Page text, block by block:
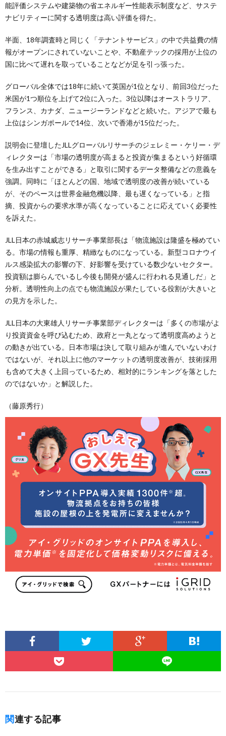
能評価システムや建築物の省エネルギー性能表示制度など、サステ
ナビリティーに関する透明度は高い評価を得た。
半面、18年調査時と同じく「テナントサービス」の中で共益費の情
報がオープンにされていないことや、不動産テックの採用が上位の
国に比べて遅れを取っていることなどが足を引っ張った。
グローバル全体では18年に続いて英国が1位となり、前回3位だった
米国が1つ順位を上げて2位に入った。3位以降はオーストラリア、
フランス、カナダ、ニュージーランドなどと続いた。アジアで最も
上位はシンガポールで14位、次いで香港が15位だった。
説明会に登壇したJLLグローバルリサーチのジェレミー・ケリー・デ
ィレクターは「市場の透明度が高まると投資が集まるという好循環
を生み出すことができる」と取引に関するデータ整備などの意義を
強調。同時に「ほとんどの国、地域で透明度の改善が続いている
が、そのペースは世界金融危機以降、最も遅くなっている」と指
摘、投資からの要求水準が高くなっていることに応えていく必要性
を訴えた。
JLL日本の赤城威志リサーチ事業部長は「物流施設は隆盛を極めてい
る。市場の情報も重厚、精緻なものになっている。新型コロナウイ
ルス感染拡大の影響の下、好影響を受けている数少ないセクター。
投資額は膨らんでいるし今後も開発が盛んに行われる見通しだ」と
分析。透明性向上の点でも物流施設が果たしている役割が大きいと
の見方を示した。
JLL日本の大東雄人リサーチ事業部ディレクターは「多くの市場がよ
り投資資金を呼び込むため、政府と一丸となって透明度高めようと
の動きが出ている。日本市場は決して取り組みが進んでいないわけ
ではないが、それ以上に他のマーケットの透明度改善が、技術採用
も含めて大きく上回っているため、相対的にランキングを落とした
のではないか」と解説した。
（藤原秀行）
関連する記事